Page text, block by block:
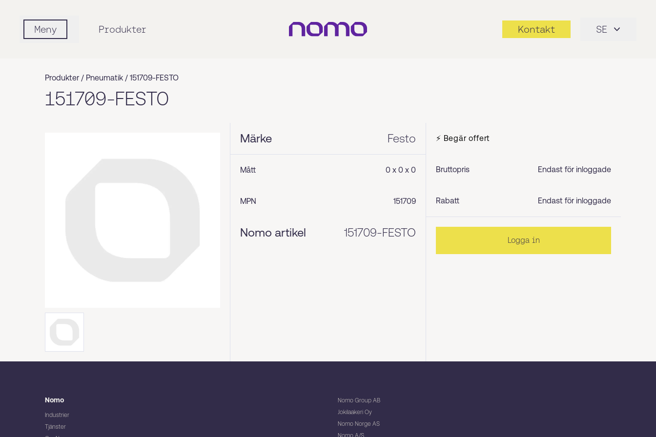
Meny Produkter Kontakt SE
Produkter / Pneumatik / 151709-FESTO
151709-FESTO
Märke Festo
Mått 0 x 0 x 0
MPN 151709
Nomo artikel 151709-FESTO
⚡ Begär offert
Bruttopris Endast för inloggade
Rabatt Endast för inloggade
Logga in
Nomo
Industrier
Tjänster
Nomo Group AB
Jokilaakeri Oy
Nomo Norge AS
Nomo A/S